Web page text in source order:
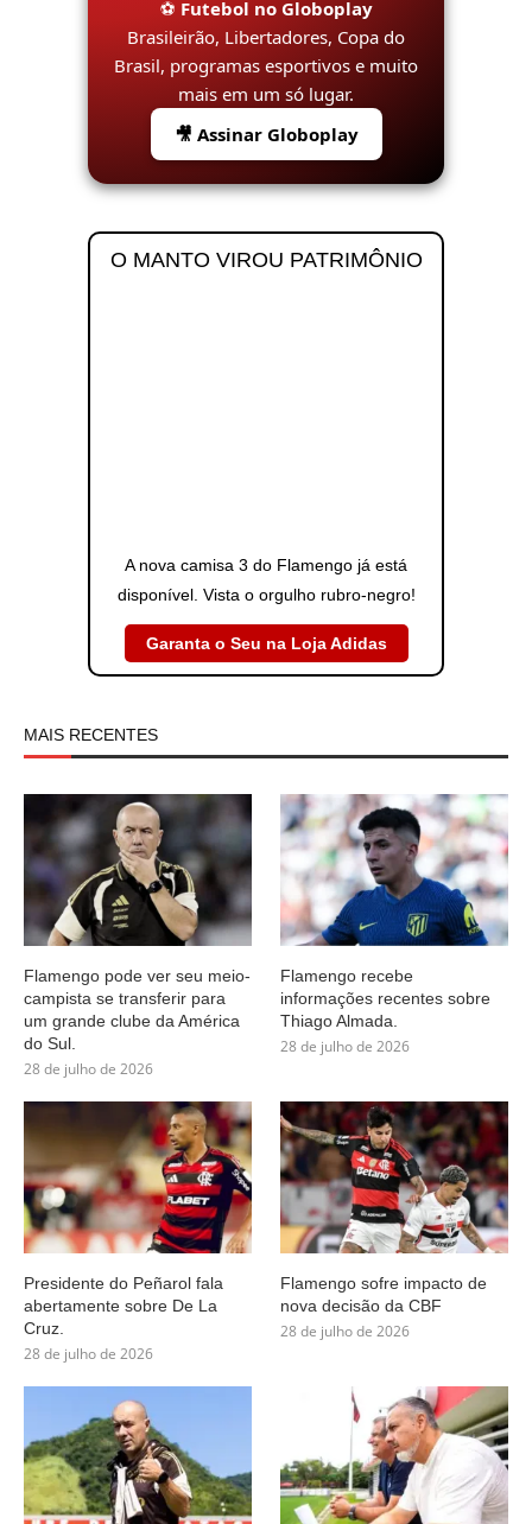
⚽ Futebol no Globoplay
Brasileirão, Libertadores, Copa do
Brasil, programas esportivos e muito
mais em um só lugar.
🎥 Assinar Globoplay
O MANTO VIROU PATRIMÔNIO
A nova camisa 3 do Flamengo já está
disponível. Vista o orgulho rubro-negro!
Garanta o Seu na Loja Adidas
MAIS RECENTES
Flamengo pode ver seu meio-
campista se transferir para
um grande clube da América
do Sul.
28 de julho de 2026
Flamengo recebe
informações recentes sobre
Thiago Almada.
28 de julho de 2026
Presidente do Peñarol fala
abertamente sobre De La
Cruz.
28 de julho de 2026
Flamengo sofre impacto de
nova decisão da CBF
28 de julho de 2026